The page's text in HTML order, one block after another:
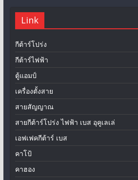
Link
กีต้าร์โปร่ง
กีต้าร์ไฟฟ้า
ตู้แอมป์
เครื่องตั้งสาย
สายสัญญาณ
สายกีต้าร์โปร่ง ไฟฟ้า เบส อุคูเลเล่
เอฟเฟคกีต้าร์ เบส
คาโป้
คาฮอง